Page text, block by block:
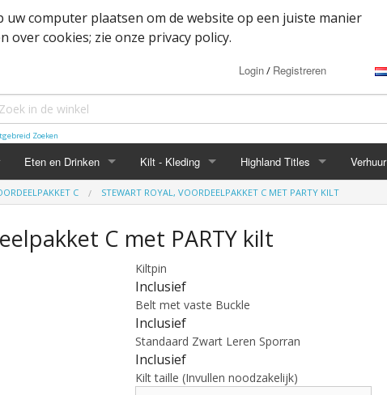
computer plaatsen om de website op een juiste manier
over cookies; zie onze privacy policy.
Login/ Registreren
Zoeken
Eten en Drinken
Haggis
IRN-BRU
Kilt - Kleding
Belted kilt - Great kilt
Boxer shorts
Cape
Dutch Friendship Tartan producten
Jacket
Jacobite shirt
Highland Titles
Highland Titles accessoires
Verhuur
C STEWART ROYAL, VOORDEELPAKKET C MET PARTY KILT
C met PARTY kilt
Kiltpin
Inclusief
Belt met vaste Buckle
Inclusief
Standaard Zwart Leren Sporran
Inclusief
Kilt taille (Invullen noodzakelijk)